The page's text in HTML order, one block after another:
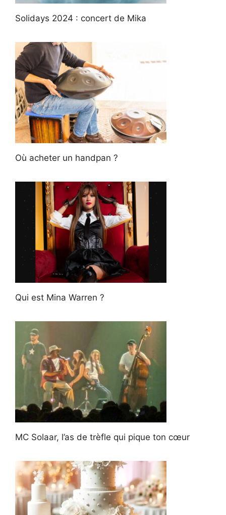
Solidays 2024 : concert de Mika
Où acheter un handpan ?
Qui est Mina Warren ?
MC Solaar, l’as de trèfle qui pique ton cœur